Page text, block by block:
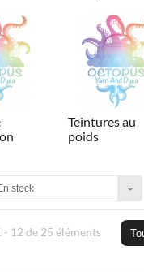
Teintures au
poids
stock
- 12 de 25 éléments